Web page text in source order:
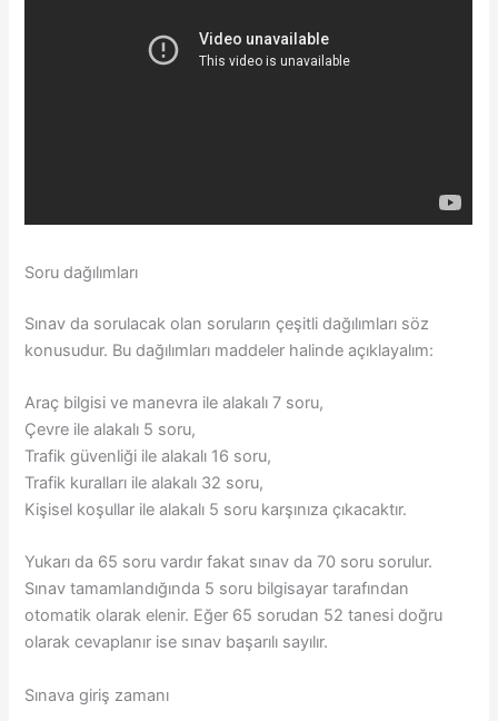
Soru dağılımları
Sınav da sorulacak olan soruların çeşitli dağılımları söz
konusudur. Bu dağılımları maddeler halinde açıklayalım:
Araç bilgisi ve manevra ile alakalı 7 soru,
Çevre ile alakalı 5 soru,
Trafik güvenliği ile alakalı 16 soru,
Trafik kuralları ile alakalı 32 soru,
Kişisel koşullar ile alakalı 5 soru karşınıza çıkacaktır.
Yukarı da 65 soru vardır fakat sınav da 70 soru sorulur.
Sınav tamamlandığında 5 soru bilgisayar tarafından
otomatik olarak elenir. Eğer 65 sorudan 52 tanesi doğru
olarak cevaplanır ise sınav başarılı sayılır.
Sınava giriş zamanı